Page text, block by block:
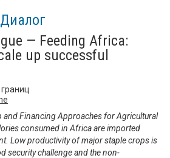
— Feeding Africa:
up successful
and Financing Approaches for Agricultural
consumed in Africa are imported
Low productivity of major staple crops is
security challenge and the non-